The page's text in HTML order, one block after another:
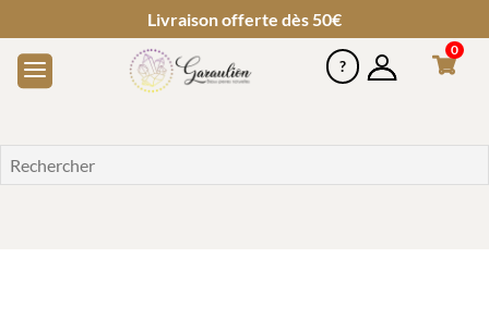
Livraison offerte dès 50€
0